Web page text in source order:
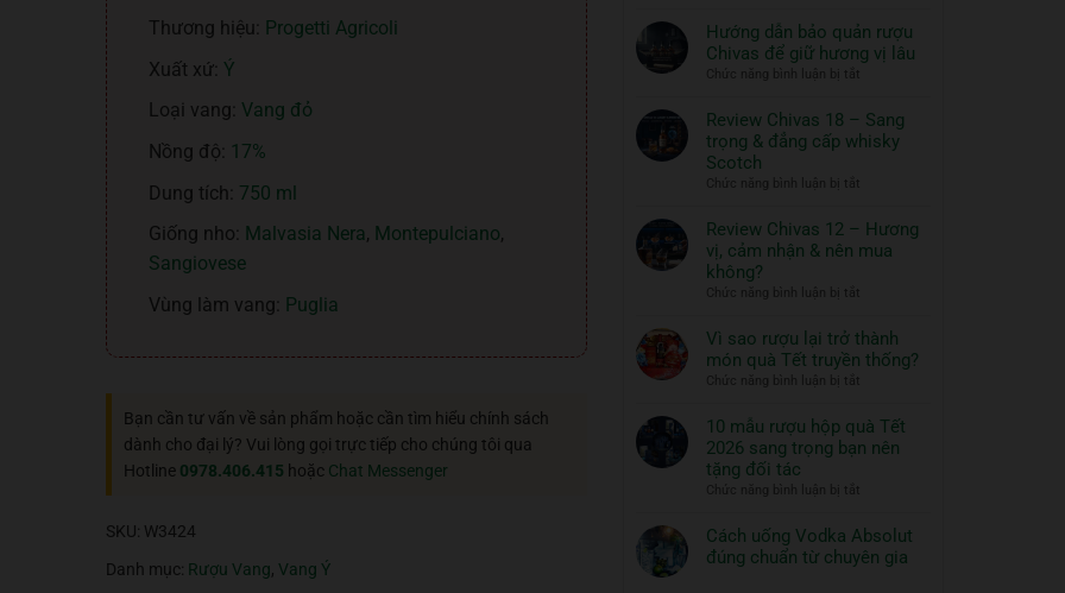
thức
Whisky
ngon
đồ
ăn
đi
cùng:
thuật
sống
đẳng
cấp
Rượu
Ngựa
Thủy
RICH
XO
Quà
Tết
Hướng dẫn bảo quản rượu
Chivas để giữ hương vị lâu
Chức năng bình luận bị tắt
dẫn
bảo
giữ
hương
Review Chivas 18 – Sang
trọng & đẳng cấp whisky
Scotch
Chức năng bình luận bị tắt
Chivas
đẳng
cấp
Review Chivas 12 – Hương
vị, cảm nhận & nên mua
không?
Chức năng bình luận bị tắt
Chivas
12
cảm
nhận
không?
Vì sao rượu lại trở thành
món quà Tết truyền thống?
Chức năng bình luận bị tắt
sao
rượu
quà
Tết
10 mẫu rượu hộp quà Tết
2026 sang trọng bạn nên
tặng đối tác
Chức năng bình luận bị tắt
mẫu
rượu
Cách uống Vodka Absolut
đúng chuẩn từ chuyên gia
Thương hiệu:
Progetti Agricoli
Xuất xứ: Ý
Loại vang: Vang đỏ
Nồng độ: 17%
Dung tích: 750 ml
Giống nho:
Malvasia Nera, Montepulciano,
Sangiovese
Vùng làm vang: Puglia
Bạn cần tư vấn về sản phẩm hoặc cần tìm hiểu chính sách
dành cho đại lý? Vui lòng gọi trực tiếp cho chúng tôi qua
Hotline 0978.406.415 hoặc Chat Messenger
SKU: W3424
Danh mục: Rượu Vang, Vang Ý